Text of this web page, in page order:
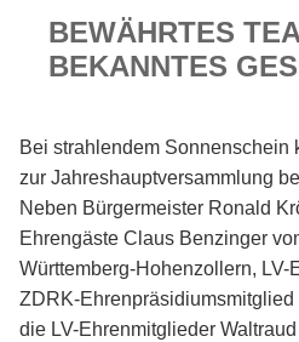
BEWÄHRTES
BEKANNTES
Bei strahlendem Sonnenschein
zur Jahreshauptversammlung
Neben Bürgermeister Ronald
Ehrengäste Claus Benzinger
Württemberg-Hohenzollern, LV-
ZDRK-
die LV-Ehrenmitglieder